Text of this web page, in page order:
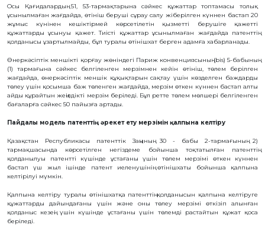
ПАЙДАЛЫ
МОДЕЛЬДЕР
ӨНЕРКӘСІПТІК
ҮЛГІЛЕР
СЕЛЕКЦИЯЛЫҚ
ТАУАР
БЕЛГІЛЕРІ
ТАУАР
ШЫҒАРЫЛҒАН
ЖЕРДIҢ
АТАУЛАРЫ
НҰСҚАМАЛАР
ИНТЕГРАЛДЫҚ
МИКРОСХЕМА
ТОПОЛОГИЯЛАРЫ
КОММЕРЦИЯЛАНДЫРУ
ҚҰҚЫҚТАР
ДИРЕКТОРДЫҢ
БЛОГЫ
Осы Қағидалардың 51, 53-тармақтарына сәйкес құжаттар топтамасы толық
ұсынылмаған жағдайда, өтініш беруші сұрау салу жіберілген күннен бастап 20
жұмыс күнінен кешіктірмей көрсетілетін қызметті берушіге қажетті
құжаттарды ұсынуы қажет. Тиісті құжаттар ұсынылмаған жағдайда патенттің
қолданысы ұзартылмайды, бұл туралы өтінішхат берген адамға хабарланады.
Өнеркәсіптік меншікті қорғау жөніндегі Париж конвенциясының (bis) 5-бабының
(1) тармағына сәйкес белгіленген мерзімнен кейін өтініш, төлем берілген
жағдайда, өнеркәсіптік меншік құқықтарын сақтау үшін көзделген баждарды
төлеу үшін қосымша баж төленген жағдайда, мерзім өткен күннен бастап алты
айды құрайтын жеңілдікті мерзім беріледі. Бұл ретте төлем мөлшері белгіленген
бағаларға сәйкес 50 пайызға артады.
Пайдалы модель патенттің әрекет ету мерзімін қалпына келтіру
Қазақстан Республикасы патенттік Заңының 30 - бабы 2-тармағының 2)
тармақшасында көрсетілген негіздеме бойынша тоқтатылған патенттің
қолданылуы патентті күшінде ұстағаны үшін төлем мерзімі өткен күннен
бастап үш жыл ішінде патент иеленушінің өтінішхаты бойынша қалпына
келтірілуі мүмкін.
Қалпына келтіру туралы өтінішхатқа патенттің қолданысын қалпына келтіруге
құжаттарды дайындағаны үшін және оны төлеу мерзімі өткізіп алынған
қолданыс кезеңі үшін күшінде ұстағаны үшін төлемді растайтын құжат қоса
беріледі.